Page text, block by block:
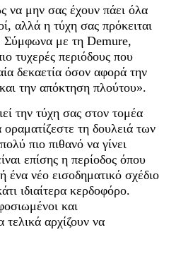
να μην σας έχουν πάει όλα
αλλά η τύχη σας πρόκειται
Σύμφωνα με τη Demure,
τυχερές περιόδους που
δεκαετία όσον αφορά την
την απόκτηση πλούτου».
την τύχη σας στον τομέα
οραματίζεστε τη δουλειά των
πιο πιθανό να γίνει
επίσης η περίοδος όπου
ένα νέο εισοδηματικό σχέδιο
ιδιαίτερα κερδοφόρο.
και
αρχίζουν να